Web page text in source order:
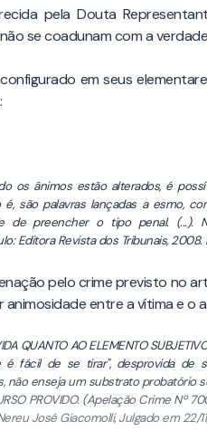
pela Douta
se coadunam com a
em seus
os ânimos estão alterados, é
são palavras lançadas a esmo,
de preencher o tipo penal. (...).
Editora Revista dos Tribunais, 2008.
pelo crime previsto no
entre a vítima e o
QUANTO AO ELEMENTO
fácil de se tirar", desprovida de
não enseja um substrato probatório
PROVIDO. (Apelação Crime Nº
José Giacomolli, Julgado em 22/